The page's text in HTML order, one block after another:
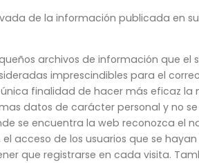
de la información publicada
archivos de información que
imprescindibles para el
finalidad de hacer más eficaz
datos de carácter personal y no
se encuentra la web reconozca el
acceso de los usuarios que se
que registrarse en cada visita.